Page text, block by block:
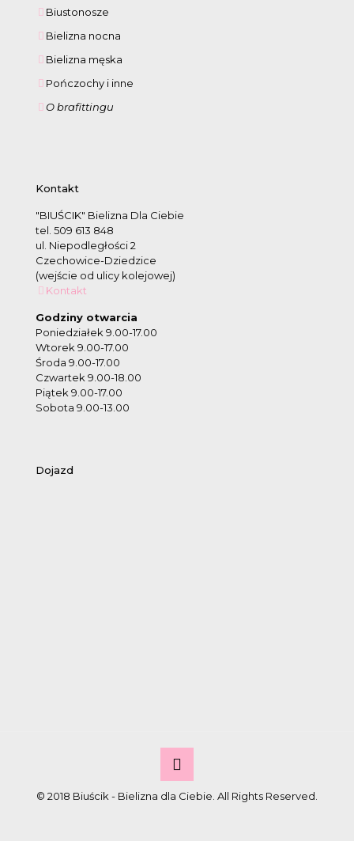
Biustonosze
Bielizna nocna
Bielizna męska
Pończochy i inne
O brafittingu
Kontakt
"BIUŚCIK" Bielizna Dla Ciebie
tel. 509 613 848
ul. Niepodległości 2
Czechowice-Dziedzice
(wejście od ulicy kolejowej)
Kontakt
Godziny otwarcia
Poniedziałek 9.00-17.00
Wtorek 9.00-17.00
Środa 9.00-17.00
Czwartek 9.00-18.00
Piątek 9.00-17.00
Sobota 9.00-13.00
Dojazd
© 2018 Biuścik - Bielizna dla Ciebie. All Rights Reserved.